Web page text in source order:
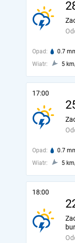
Opad: 0.7
Wiatr:
5
17:00
Opad: 0.7
Wiatr:
5
18:00